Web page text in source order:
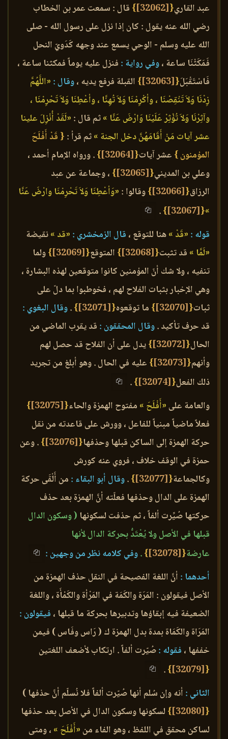
عبد القاري{
[32062]
} قال : سمعت عمر بن الخطاب
رضي الله عنه يقول : كان إذا نزل على رسول الله - صلى
الله عليه وسلم - الوحي يسمع عند وجهه كَدَويّ النحل
فَمَكَثْنَا ساعة ،وفي رواية : فنزل عليه يوماً فمكثنا ساعة ،
فَاسْتَقْبَلَ{
[32063]
} القبلة فرفع يديه ،وقال : «اللَّهُمَّ
زِدْنَا وَلاَ تَنْقِصْنَا ، وأكْرِمْنَا وَلاَ تُهِنَّا ، وأعْطِنَا وَلاَ تَحْرِمْنَا ،
وآثِرْنَا وَلاَ تُؤْثِرْ عَلَيْنَا وَارْضَ عَنَّا »ثم قال : «لَقَدْ أُنْزِلَ علينا
عشر آيات مَنْ أَقَامَهُنَّ دخل الجنة »ثم قرأ : { قَدْ أَفْلَحَ
المؤمنون } عشر آيات{
[32064]
}. ورواه الإمام أحمد ،
وعلي بن المديني{
[32065]
} ، وجماعة عن عبد
الرزاق{
[32066]
}وقالوا : «وَأعْطِنَا وَلاَ تَحْرِمْنَا وارْضَ عَنَّا
»
{
[32067]
}
.
قوله : «قَدْ »هنا للتوقع ، قال الزمخشري : «قد »نقيضة
«لَمَّا » قد تثبت{
[32068]
} المتوقع{
[32069]
}ولما
تنفيه ، ولا شك أنّ المؤمنين كانوا متوقعين لهذه البشارة ،
وهي الإخبار بثبات الفلاح لهم ، فخوطبوا بما دلّ على
ثبات{
[32070]
} ما توقعوه{
[32071]
}
.وقال البغوي :
قد حرف تأكيد .وقال المحققون : قد يقرب الماضي من
الحال{
[32072]
}يدل على أن الفلاح قد حصل لهم
وأنهم{
[32073]
} عليه في الحال . وهو أبلغ من تجريد
ذلك الفعل{
[32074]
}
.
والعامة على «أَفْلَحَ » مفتوح الهمزة والحاء{
[32075]
}
فعلاً ماضياً مبنياً للفاعل ، وورش على قاعدته من نقل
حركة الهمزة إلى الساكن قبلها وحذفها{
[32076]
}. وعن
حمزة في الوقف خلاف ، فروي عنه كورش
وكالجماعة{
[32077]
}
.وقال أبو البقاء : من أَلْقَى حركة
الهمزة على الدال وحذفها فعلّته أنَّ الهمزة بعد حذف
حركتها صُيِّرت ألفاً ، ثم حذفت لسكونها ( وسكون الدال
قبلها في الأصل ولا يُعْتَدُّ بحركة الدال لأنها
عارضة{
[32078]
}
.وفي كلامه نظر من وجهين :
أحدهما : أنَّ اللغة الفصيحة في النقل حذف الهمزة من
الأصل فيقولون : المَرَة والكَمَة في المَرْأة والكَمْأَة ، واللغة
الضعيفة فيه إبقاؤها وتدبيرها بحركة ما قبلها ، فيقولون :
المَرَاة والكَمَاة بمدة بدل الهمزة ك ( رَاس وفَاس ) فيمن
خففها ، فقوله :صُيّرت ألفاً . ارتكاب لأضعف اللغتين
{
[32079]
}
.
الثاني : أنه وإن سُلم أنها صُيّرت ألفاً فلا نُسلّم أنَّ حذفها )
{
[32080]
} لسكونها وسكون الدال في الأصل بعد حذفها
لساكن محقق في اللفظ ، وهو الفاء من «أَفْلَحَ » ، ومتى